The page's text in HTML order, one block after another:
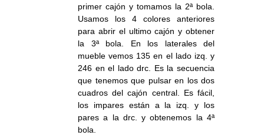
primer cajón y tomamos la 2ª bola.
Usamos los 4 colores anteriores
para abrir el ultimo cajón y obtener
la 3ª bola. En los laterales del
mueble vemos 135 en el lado izq. y
246 en el lado drc. Es la secuencia
que tenemos que pulsar en los dos
cuadros del cajón central. Es fácil,
los impares están a la izq. y los
pares a la drc. y obtenemos la 4ª
bola.